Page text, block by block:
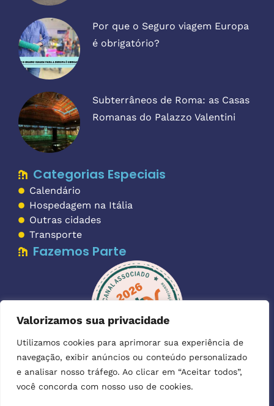
Valorizamos sua privacidade
Utilizamos cookies para aprimorar sua experiência de
navegação, exibir anúncios ou conteúdo personalizado
e analisar nosso tráfego. Ao clicar em “Aceitar todos”,
você concorda com nosso uso de cookies.
Por que o Seguro viagem Europa
é obrigatório?
Subterrâneos de Roma: as Casas
Romanas do Palazzo Valentini
Categorias Especiais
Calendário
Hospedagem na Itália
Outras cidades
Transporte
Fazemos Parte
Imagens:as imagens utilizadas para ilustrar os textos foram
gentilmente cedidas pelaDepositphotos.